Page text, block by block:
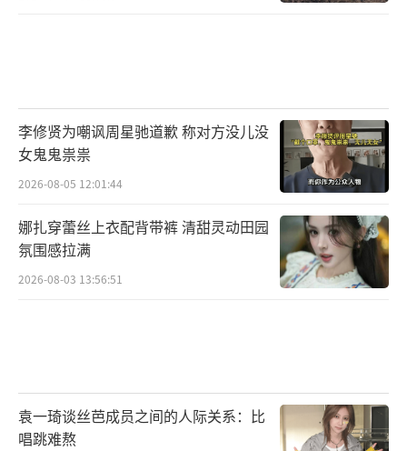
李修贤为嘲讽周星驰道歉 称对方没儿没
女鬼鬼祟祟
2026-08-05 12:01:44
娜扎穿蕾丝上衣配背带裤 清甜灵动田园
氛围感拉满
2026-08-03 13:56:51
袁一琦谈丝芭成员之间的人际关系：比
唱跳难熬